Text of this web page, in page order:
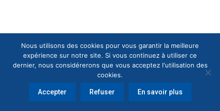
Nous utilisons des cookies pour vous garantir la meilleure
expérience sur notre site. Si vous continuez à utiliser ce
dernier, nous considérerons que vous acceptez l'utilisation des
cookies.
Accepter Refuser En savoir plus